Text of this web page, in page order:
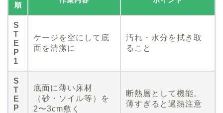
順
S
T
E
P
1
ケージを空にして底
面を清潔に
汚れ・水分を拭き取
ること
S
T
E
P
底面に薄い床材
（砂・ソイル等）を
2〜3cm敷く
断熱層として機能。
薄すぎると過熱注意